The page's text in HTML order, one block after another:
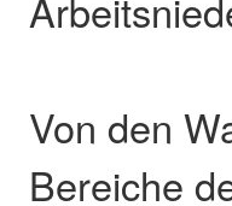
Von den
Bereiche